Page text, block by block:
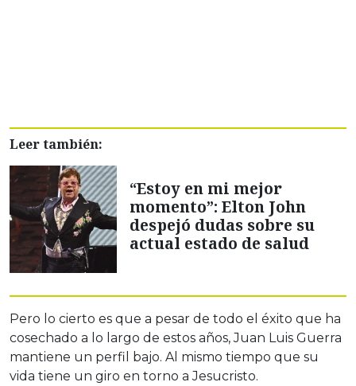
Leer también:
“Estoy en mi mejor
momento”: Elton John
despejó dudas sobre su
actual estado de salud
Pero lo cierto es que a pesar de todo el éxito que ha
cosechado a lo largo de estos años, Juan Luis Guerra
mantiene un perfil bajo. Al mismo tiempo que su
vida tiene un giro en torno a Jesucristo.